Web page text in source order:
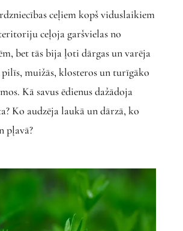
ceļiem kopš viduslaikiem
ceļoja garšvielas no
bet tās bija ļoti dārgas un varēja
muižās, klosteros un turīgāko
Kā savus ēdienus dažādoja
Ko audzēja laukā un dārzā, ko
pļavā?